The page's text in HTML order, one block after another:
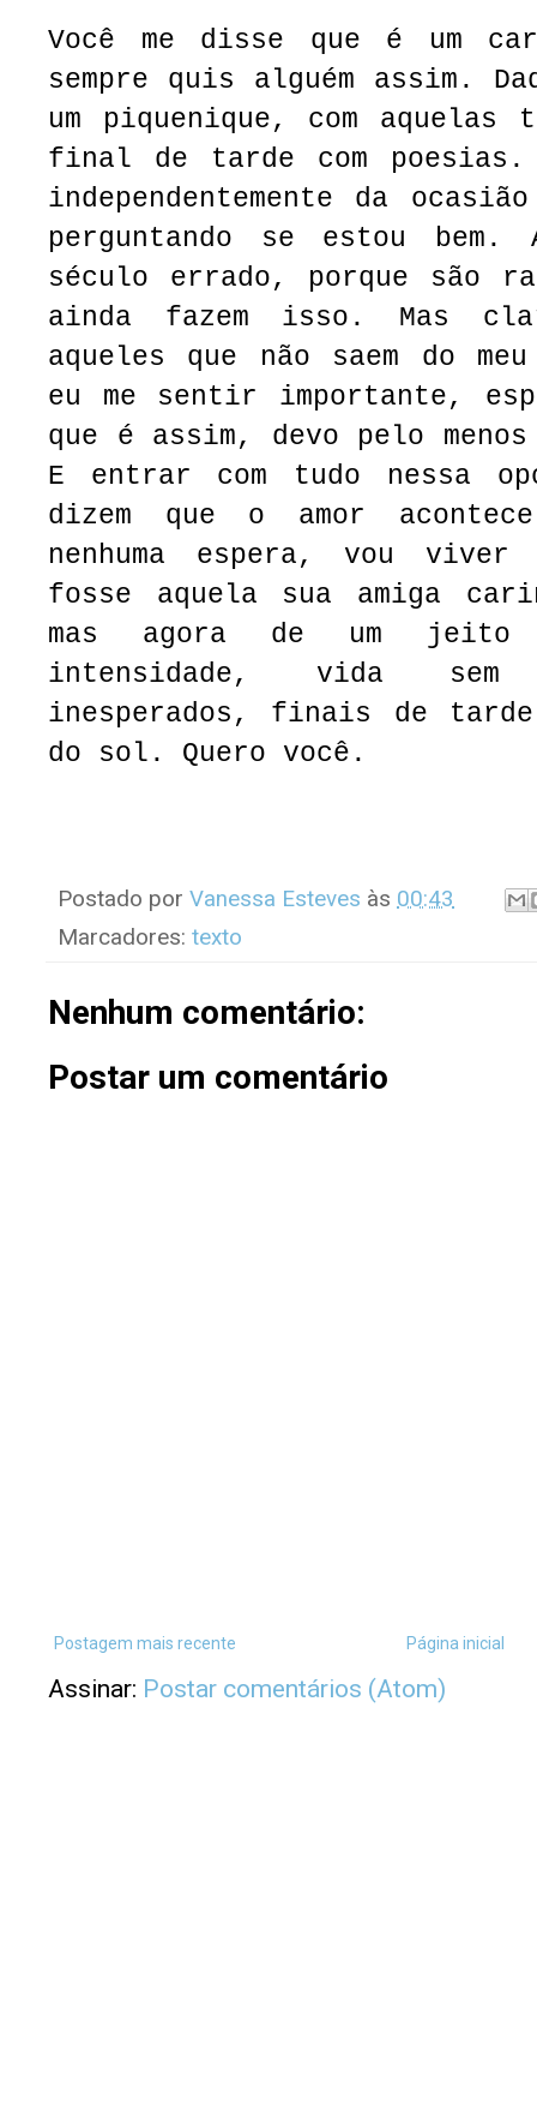
Você me disse que é um
sempre quis alguém assim.
um piquenique, com aquelas
final de tarde com poesias.
independentemente da
perguntando se estou bem.
século errado, porque são
ainda fazem isso. Mas
aqueles que não saem do
eu me sentir importante,
que é assim, devo pelo
E entrar com tudo nessa
dizem que o amor
nenhuma espera, vou
fosse aquela sua amiga
mas agora de um jeito
intensidade, vida
inesperados, finais de
do sol. Quero você.
Postado por Vanessa Esteves às 00:43
Marcadores: texto
Nenhum comentário:
Postar um comentário
Postagem mais recente Página inicial
Assinar: Postar comentários (Atom)